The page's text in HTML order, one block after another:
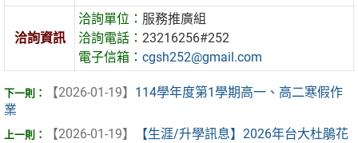
洽詢資訊
洽詢單位： 服務推廣組
洽詢電話：23216256#252
電子信箱：cgsh252@gmail.com
【2026-01-19】 114學年度第1學期高一、高二寒假作
業
【2026-01-19】
【生涯/升學訊息】2026年台大杜鵑花